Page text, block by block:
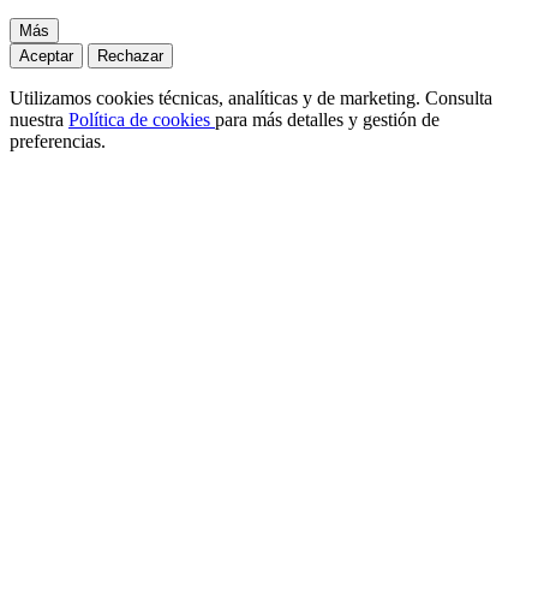
Más
Aceptar
Rechazar
Utilizamos cookies técnicas, analíticas y de marketing. Consulta
nuestra Política de cookies para más detalles y gestión de
preferencias.